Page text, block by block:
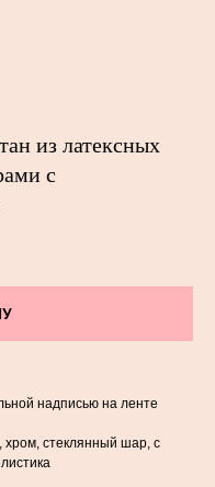
из латексных
с
надписью на ленте
хром, стеклянный шар, с